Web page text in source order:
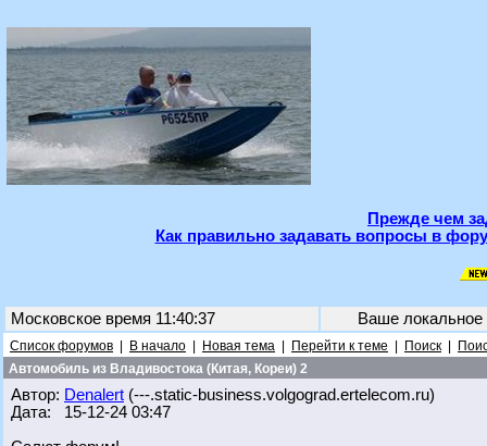
Прежде чем
Как правильно задавать вопросы в
Московское время 11:40:37 Ваше
Список форумов В начало Новая тема Перейти к теме Поиск
Автомобиль из Владивостока (Китая, Кореи) 2
Автор: Denalert (---.static-business.volgograd.ertelecom.ru)
Дата: 15-12-24 03:47